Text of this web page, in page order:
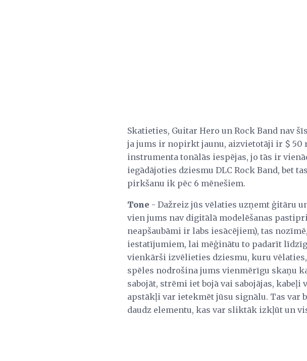
Skatieties, Guitar Hero un Rock Band nav
ja jums ir nopirkt jaunu, aizvietotāji ir $ 50
instrumenta tonālās iespējas, jo tās ir
iegādājoties dziesmu DLC Rock Band, bet
pirkšanu ik pēc 6 mēnešiem.
Tone - Dažreiz jūs vēlaties uzņemt ģitāru
vien jums nav digitālā modelēšanas
neapšaubāmi ir labs iesācējiem), tas
iestatījumiem, lai mēģinātu to padarīt
vienkārši izvēlieties dziesmu, kuru
spēles nodrošina jums vienmērīgu skaņu
sabojāt, strēmi iet bojā vai sabojājas,
apstākļi var ietekmēt jūsu signālu. Tas var
daudz elementu, kas var sliktāk izkļūt un